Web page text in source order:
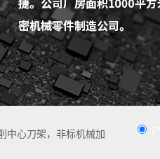
中心刀架，非标机械加